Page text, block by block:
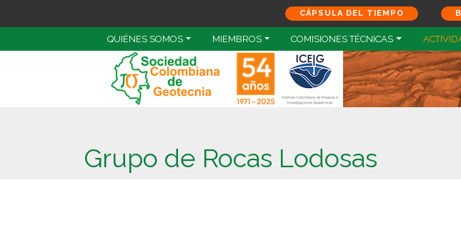
CÁPSULA DEL TIEMPO
QUIÉNES SOMOS MIEMBROS COMISIONES TÉCNICAS
Grupo de Rocas Lodosas